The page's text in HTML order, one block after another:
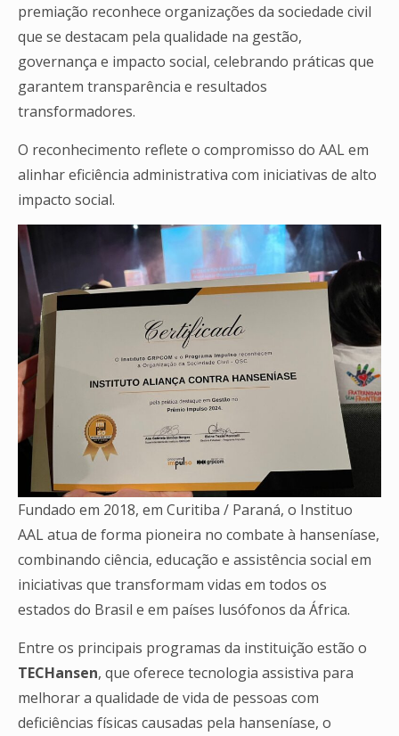
premiação reconhece organizações da sociedade civil
que se destacam pela qualidade na gestão,
governança e impacto social, celebrando práticas que
garantem transparência e resultados
transformadores.
O reconhecimento reflete o compromisso do AAL em
alinhar eficiência administrativa com iniciativas de alto
impacto social.
Fundado em 2018, em Curitiba / Paraná, o Instituo
AAL atua de forma pioneira no combate à hanseníase,
combinando ciência, educação e assistência social em
iniciativas que transformam vidas em todos os
estados do Brasil e em países lusófonos da África.
Entre os principais programas da instituição estão o
TECHansen, que oferece tecnologia assistiva para
melhorar a qualidade de vida de pessoas com
deficiências físicas causadas pela hanseníase, o